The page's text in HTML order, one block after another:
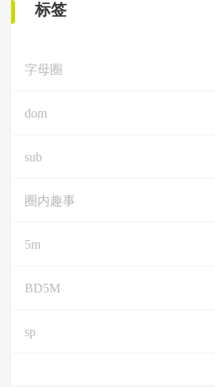
标签
字母圈
dom
sub
圈内趣事
5m
BD5M
sp